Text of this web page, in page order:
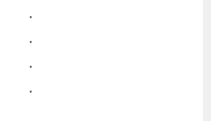
・
・
・
・